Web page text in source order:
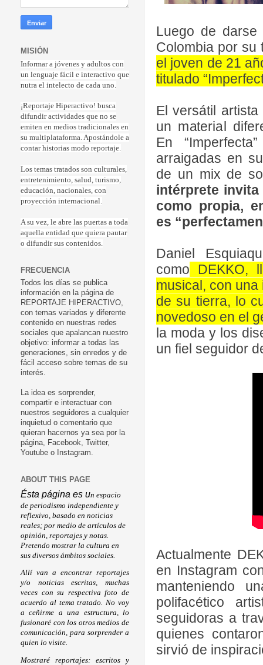
Luego de
Colombia por su
el joven de 21
titulado
El versátil
un material
En
arraigadas en
de un mix de
intérprete
como propia,
es
Daniel
como DEKKO,
musical, con
de su tierra, lo
novedoso en el
la moda y los
un fiel seguidor
Actualmente
en Instagram
manteniendo
polifacético
seguidoras a
quienes
sirvió de
MISIÓN
Informar a jóvenes y adultos con
un lenguaje fácil e interactivo que
nutra el intelecto de cada uno.
¡Reportaje Hiperactivo! busca
difundir actividades que no se
emiten en medios tradicionales en
su multiplataforma. Apostándole a
contar historias modo reportaje.
Los temas tratados son culturales,
entretenimiento, salud, turismo,
educación, nacionales, con
proyección internacional.
A su vez, le abre las puertas a toda
aquella entidad que quiera pautar
o difundir sus contenidos.
FRECUENCIA
Todos los días se publica
información en la página de
REPORTAJE HIPERACTIVO,
con temas variados y diferente
contenido en nuestras redes
sociales que apalancan nuestro
objetivo: informar a todas las
generaciones, sin enredos y de
fácil acceso sobre temas de su
interés.
La idea es sorprender,
compartir e interactuar con
nuestros seguidores a cualquier
inquietud o comentario que
quieran hacernos ya sea por la
página, Facebook, Twitter,
Youtube o Instagram.
ABOUT THIS PAGE
Ésta página es un espacio
de periodismo independiente y
reflexivo, basado en noticias
reales; por medio de artículos de
opinión, reportajes y notas.
Pretendo mostrar la cultura en
sus diversos ámbitos sociales.
Allí van a encontrar reportajes
y/o noticias escritas, muchas
veces con su respectiva foto de
acuerdo al tema tratado. No voy
a ceñirme a una estructura, lo
fusionaré con los otros medios de
comunicación, para sorprender a
quien lo visite.
Mostraré reportajes: escritos y